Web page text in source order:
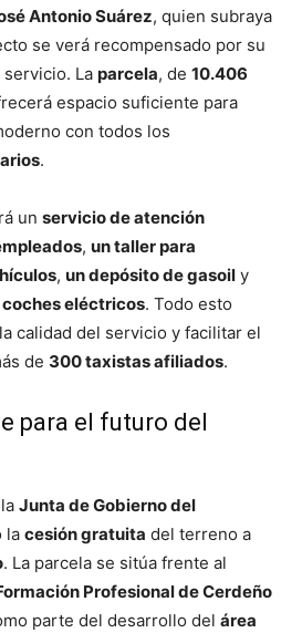
Antonio Suárez, quien subraya
se verá recompensado por su
La parcela, de 10.406
espacio suficiente para
con todos los
.
un servicio de atención
, un taller para
, un depósito de gasoil y
eléctricos. Todo esto
calidad del servicio y facilitar el
de 300 taxistas afiliados.
para el futuro del
Junta de Gobierno del
la cesión gratuita del terreno a
. La parcela se sitúa frente al
Profesional de Cerdeño
parte del desarrollo del área